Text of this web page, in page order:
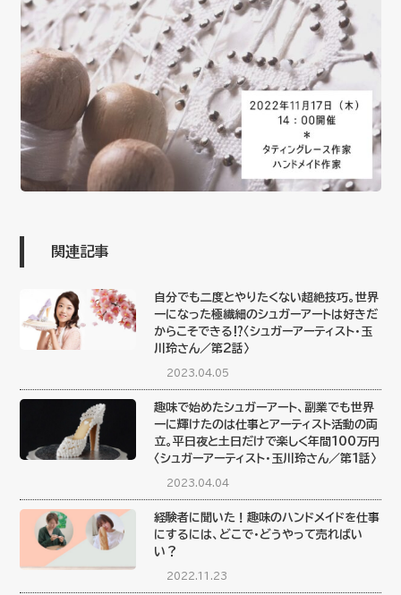
関連記事
自分でも二度とやりたくない超絶技巧。世界
一になった極繊細のシュガーアートは好きだ
からこそできる⁉〈シュガーアーティスト・玉
川玲さん／第2話〉
2023.04.05
趣味で始めたシュガーアート、副業でも世界
一に輝けたのは仕事とアーティスト活動の両
立。平日夜と土日だけで楽しく年間100万円
〈シュガーアーティスト・玉川玲さん／第1話〉
2023.04.04
経験者に聞いた！趣味のハンドメイドを仕事
にするには、どこで・どうやって売ればい
い？
2022.11.23